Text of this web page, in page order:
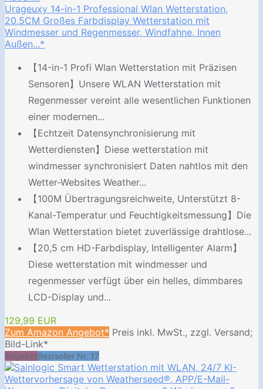
Urageuxy 14-in-1 Professional Wlan Wetterstation,
20.5CM Großes Farbdisplay Wetterstation mit
Windmesser und Regenmesser, Windfahne, Innen
Außen...*
【14-in-1 Profi Wlan Wetterstation mit Präzisen
Sensoren】Unsere WLAN Wetterstation mit
Regenmesser vereint alle wesentlichen Funktionen
einer modernen...
【Echtzeit Datensynchronisierung mit
Wetterdiensten】Diese wetterstation mit
windmesser synchronisiert Daten nahtlos mit den
Wetter-Websites Weather...
【100M Übertragungsreichweite, Unterstützt 8-
Kanal-Temperatur und Feuchtigkeitsmessung】Die
Wlan Wetterstation bietet zuverlässige drahtlose...
【20,5 cm HD-Farbdisplay, Intelligenter Alarm】
Diese wetterstation mit windmesser und
regenmesser verfügt über ein helles, dimmbares
LCD-Display und...
129,99 EUR
Zum Amazon Angebot* Preis inkl. MwSt., zzgl. Versand;
Bild-Link*
AngebotBestseller Nr. 17